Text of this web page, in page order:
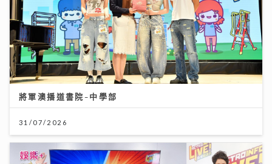
將軍澳播道書院-中學部
31/07/2026